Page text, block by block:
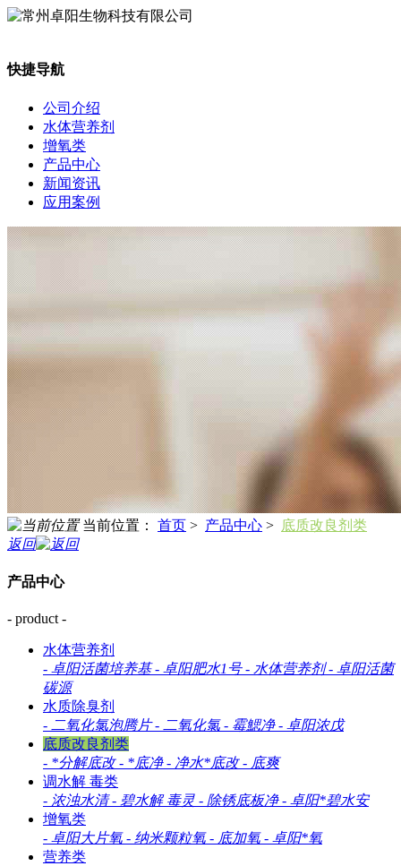
快捷导航
公司介绍
水体营养剂
增氧类
产品中心
新闻资讯
应用案例
当前位置： 首页 > 产品中心 > 底质改良剂类
返回
产品中心
- product -
水体营养剂
- 卓阳活菌培养基 - 卓阳肥水1号 - 水体营养剂 - 卓阳活菌
碳源
水质除臭剂
- 二氧化氯泡腾片 - 二氧化氯 - 霉鰓净 - 卓阳浓戊
底质改良剂类
- *分解底改 - *底净 - 净水*底改 - 底爽
调水解 毒类
- 浓浊水清 - 碧水解 毒灵 - 除锈底板净 - 卓阳*碧水安
增氧类
- 卓阳大片氧 - 纳米颗粒氧 - 底加氧 - 卓阳*氧
营养类